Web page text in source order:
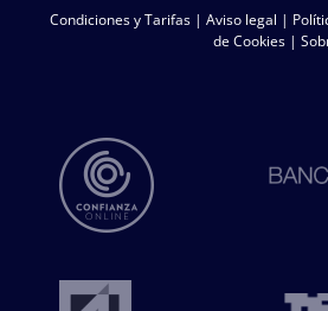
Condiciones y Tarifas |Aviso legal |
de Cookies |